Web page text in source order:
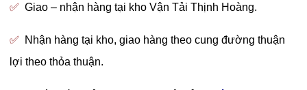
✅Giao – nhận hàng tại kho Vận Tải Thịnh Hoàng.
✅
Nhận hàng tại kho, giao hàng theo cung đường thuận
lợi theo thỏa thuận.